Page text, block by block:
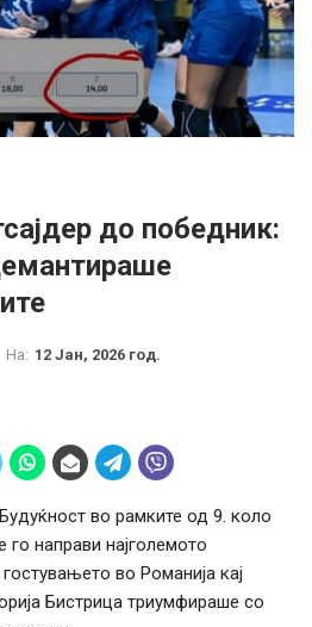
до победник:
На: 12 Јан, 2026 год.
во рамките од 9. коло
направи најголемото
во Романија кај
Бистрица триумфираше со